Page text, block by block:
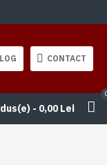
CONTACT
- 0,00 Lei